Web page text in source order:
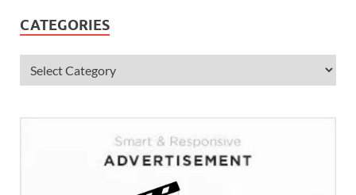
CATEGORIES